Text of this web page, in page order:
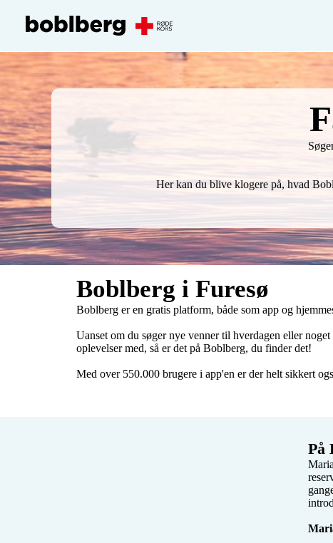
Her kan du blive klogere på, hvad
Boblberg i Furesø
Boblberg er en gratis platform, både som app og
Uanset om du søger nye venner til hverdagen eller
oplevelser med, så er det på Boblberg, du finder det!
Med over 550.000 brugere i app'en er der helt sikkert
På